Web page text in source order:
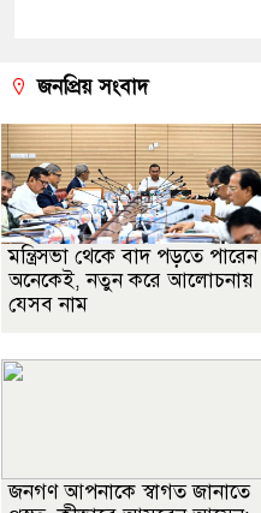
জনপ্রিয় সংবাদ
মন্ত্রিসভা থেকে বাদ পড়তে পারেন
অনেকেই, নতুন করে আলোচনায়
যেসব নাম
জনগণ আপনাকে স্বাগত জানাতে